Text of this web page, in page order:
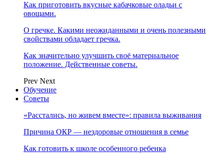
Как приготовить вкусные кабачковые оладьи с
овощами.
О гречке. Какими неожиданными и очень полезными
свойствами обладает гречка.
Как значительно улучшить своё материальное
положение. Действенные советы.
Prev Next
Обучение
Советы
«Расстались, но живем вместе»: правила выживания
Причина ОКР — нездоровые отношения в семье
Как готовить к школе особенного ребенка